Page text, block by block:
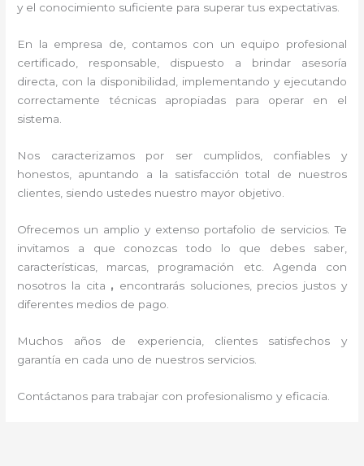
y el conocimiento suficiente para superar tus expectativas.
En la empresa de , contamos con un equipo profesional
certificado, responsable, dispuesto a brindar asesoría
directa, con la disponibilidad, implementando y ejecutando
correctamente técnicas apropiadas para operar en el
sistema.
Nos caracterizamos por ser cumplidos, confiables y
honestos, apuntando a la satisfacción total de nuestros
clientes, siendo ustedes nuestro mayor objetivo.
Ofrecemos un amplio y extenso portafolio de servicios. Te
invitamos a que conozcas todo lo que debes saber,
características, marcas, programación etc. Agenda con
nosotros la cita , encontrarás soluciones, precios justos y
diferentes medios de pago.
Muchos años de experiencia, clientes satisfechos y
garantía en cada uno de nuestros servicios.
Contáctanos para trabajar con profesionalismo y eficacia.